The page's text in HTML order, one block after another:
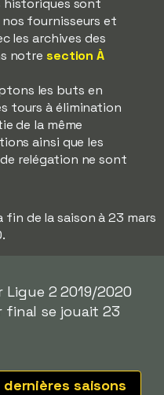
sont
nos fournisseurs et
les archives des
notre section À
les buts en
tours à élimination
de la même
ainsi que les
relégation ne sont
fin de la saison à 23 mars
2 2019/2020
final se jouait 23
saisons